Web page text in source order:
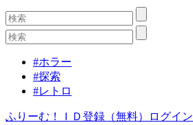
#ホラー
#探索
#レトロ
ふりーむ！ＩＤ登録（無料） ログイン